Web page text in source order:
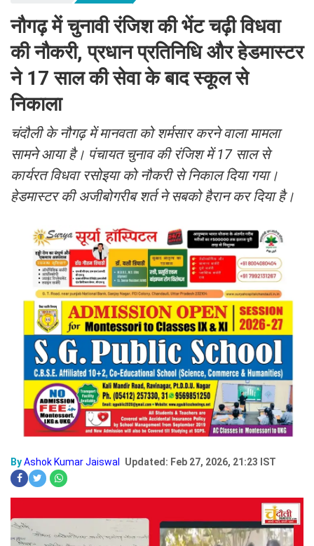
नौगढ़ में चुनावी रंजिश की भेंट चढ़ी विधवा
की नौकरी, प्रधान प्रतिनिधि और हेडमास्टर
ने 17 साल की सेवा के बाद स्कूल से
निकाला
चंदौली के नौगढ़ में मानवता को शर्मसार करने वाला मामला
सामने आया है। पंचायत चुनाव की रंजिश में 17 साल से
कार्यरत विधवा रसोइया को नौकरी से निकाल दिया गया।
हेडमास्टर की अजीबोगरीब शर्त ने सबको हैरान कर दिया है।
ByAshok Kumar Jaiswal Updated: Feb 27, 2026, 21:23 IST